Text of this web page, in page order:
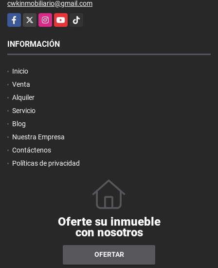
cwkinmobiliario@gmail.com
Facebook
X InstagramYouTubeTikTok
INFORMACIÓN
Inicio
Venta
Alquiler
Servicio
Blog
Nuestra Empresa
Contáctenos
Políticas de privacidad
Oferte su inmueble
con nosotros
OFERTAR